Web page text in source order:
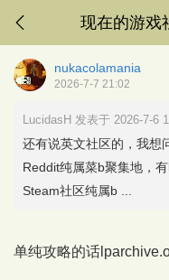
现在的游戏
nukacolamania
2026-7-7 21:02
LucidasH 发表于 2026-7-6
还有说英文社区的，我想
Reddit纯属菜b聚集地，
Steam社区纯属b ...
单纯攻略的话